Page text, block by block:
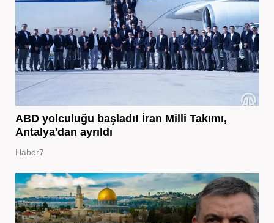
ABD yolculuğu başladı! İran Milli Takımı,
Antalya'dan ayrıldı
Haber7